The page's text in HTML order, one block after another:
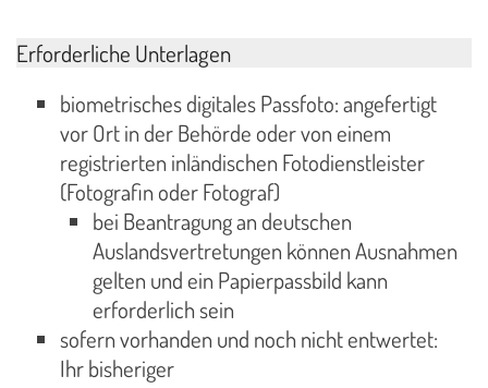
Erforderliche Unterlagen
biometrisches digitales Passfoto: angefertigt
vor Ort in der Behörde oder von einem
registrierten inländischen Fotodienstleister
(Fotografin oder Fotograf)
bei Beantragung an deutschen
Auslandsvertretungen können Ausnahmen
gelten und ein Papierpassbild kann
erforderlich sein
sofern vorhanden und noch nicht entwertet:
Ihr bisheriger